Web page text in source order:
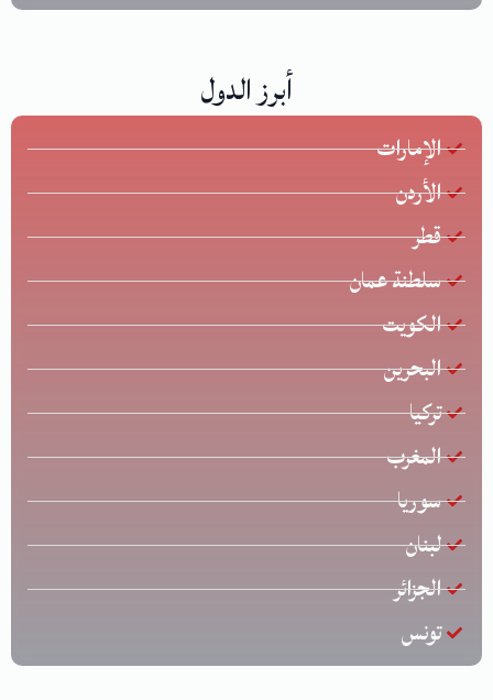
أبرز الدول
الإمارات
الأردن
قطر
سلطنة عمان
الكويت
البحرين
تركيا
المغرب
سوريا
لبنان
الجزائر
تونس